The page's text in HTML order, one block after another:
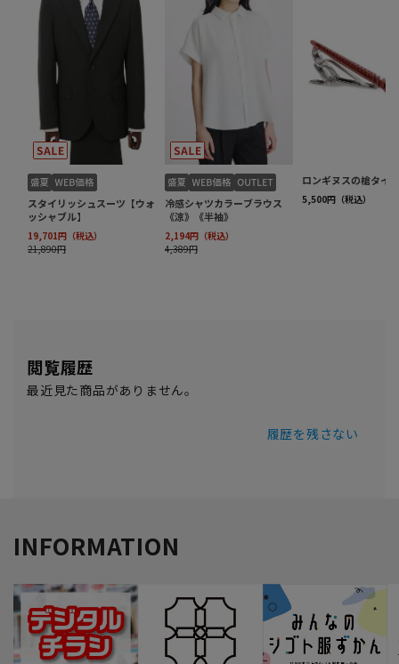
閲覧履歴
最近見た商品がありません。
履歴を残さない
INFORMATION